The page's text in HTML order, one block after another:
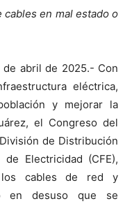
en mal estado o
de abril de 2025.- Con
eléctrica,
y mejorar la
el Congreso del
de Distribución
Electricidad (CFE),
cables de red y
en desuso que se